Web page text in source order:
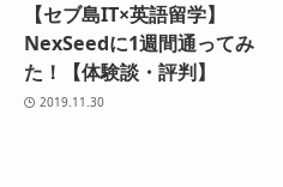
【セブ島IT×英語留学】
NexSeedに1週間通ってみ
た！【体験談・評判】
2019.11.30